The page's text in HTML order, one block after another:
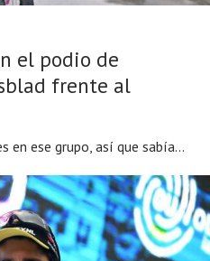
el podio de
frente al
en ese grupo, así que sabía...